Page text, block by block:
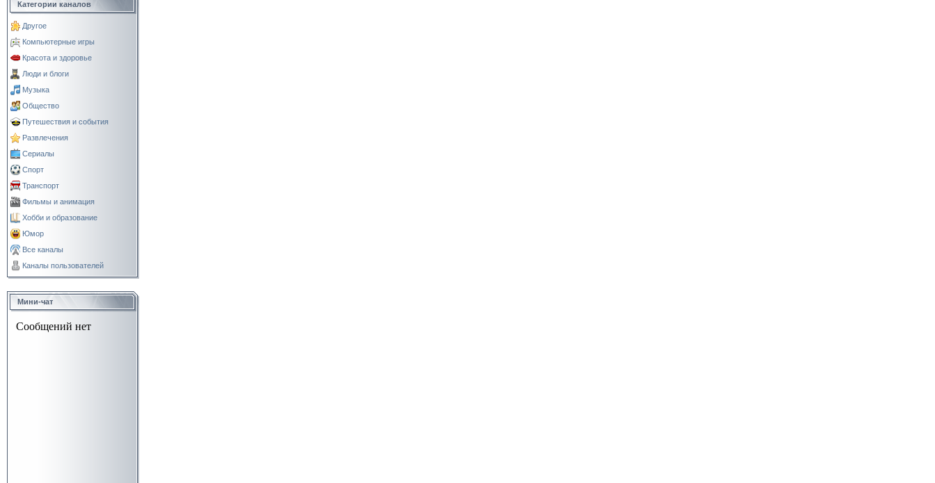
Категории каналов
Другое
Компьютерные игры
Красота и здоровье
Люди и блоги
Музыка
Общество
Путешествия и события
Развлечения
Сериалы
Спорт
Транспорт
Фильмы и анимация
Хобби и образование
Юмор
Все каналы
Каналы пользователей
Мини-чат